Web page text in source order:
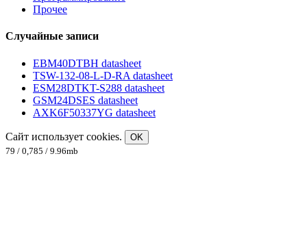
Прочее
Случайные записи
EBM40DTBH datasheet
TSW-132-08-L-D-RA datasheet
ESM28DTKT-S288 datasheet
GSM24DSES datasheet
AXK6F50337YG datasheet
Сайт использует cookies.
OK
79 / 0,785 / 9.96mb